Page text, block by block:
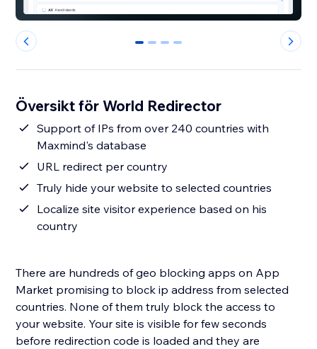
0 1 2 3
Översikt för World Redirector
Support of IPs from over 240 countries with
Maxmind's database
URL redirect per country
Truly hide your website to selected countries
Localize site visitor experience based on his
country
There are hundreds of geo blocking apps on App
Market promising to block ip address from selected
countries. None of them truly block the access to
your website. Your site is visible for few seconds
before redirection code is loaded and they are